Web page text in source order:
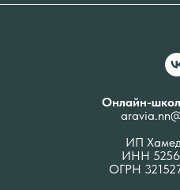
Онлайн-
ИП
ИНН
ОГРН